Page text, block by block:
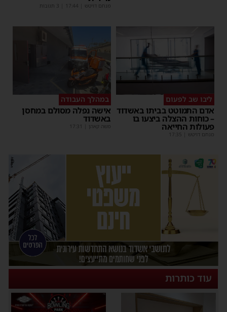
מנחם דויטש 17:44
ליבו שב לפעום
אדם התמוטט בביתו באשדוד
– כוחות ההצלה ביצעו בו
פעולות החייאה
מנחם דויטש 17:35
במהלך העבודה
אישה נפלה מסולם במחסן
באשדוד
משה קאהן 17:31
עוד כותרות